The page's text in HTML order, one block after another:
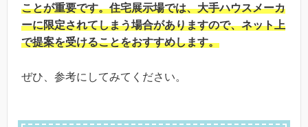
ことが重要です。住宅展示場では、大手ハウスメーカ
ーに限定されてしまう場合がありますので、ネット上
で提案を受けることをおすすめします。
ぜひ、参考にしてみてください。